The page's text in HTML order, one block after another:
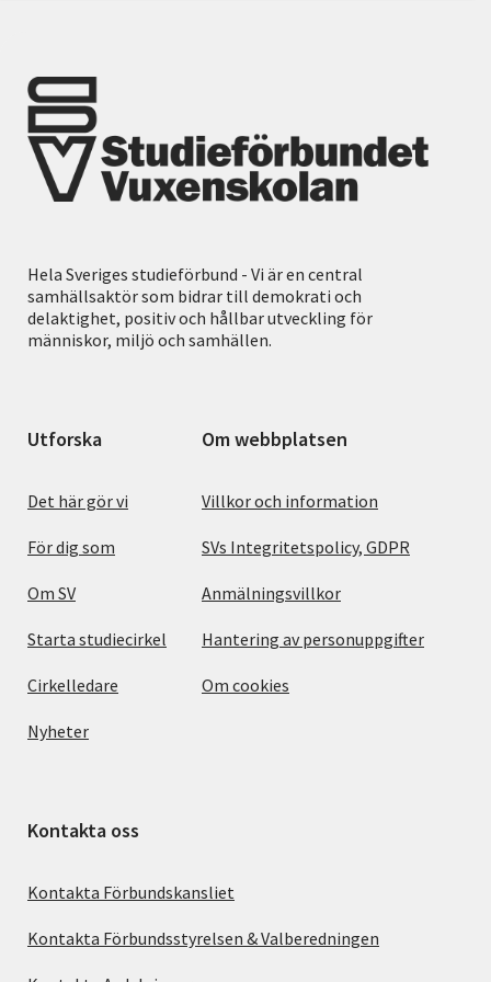
Hela Sveriges studieförbund - Vi är en central
samhällsaktör som bidrar till demokrati och
delaktighet, positiv och hållbar utveckling för
människor, miljö och samhällen.
Utforska
Det här gör vi
För dig som
Om SV
Starta studiecirkel
Cirkelledare
Nyheter
Om webbplatsen
Villkor och information
SVs Integritetspolicy, GDPR
Anmälningsvillkor
Hantering av personuppgifter
Om cookies
Kontakta oss
Kontakta Förbundskansliet
Kontakta Förbundsstyrelsen & Valberedningen